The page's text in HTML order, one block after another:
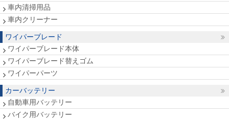
車内清掃用品
車内クリーナー
ワイパーブレード
ワイパーブレード本体
ワイパーブレード替えゴム
ワイパーパーツ
カーバッテリー
自動車用バッテリー
バイク用バッテリー